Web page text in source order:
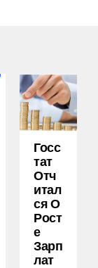
Госс
Тат
Отч
Итал
Ся О
Рост
Е
Зарп
Лат